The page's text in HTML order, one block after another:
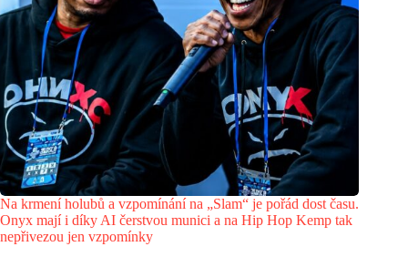
Na krmení holubů a vzpomínání na „Slam“ je pořád dost času.
Onyx mají i díky AI čerstvou munici a na Hip Hop Kemp tak
nepřivezou jen vzpomínky